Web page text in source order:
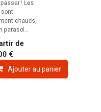
! Les
sont
chauds,
parasol...
de
€
Ajouter au panier